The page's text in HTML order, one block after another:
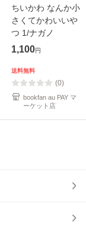
ちいかわ なんか小
さくてかわいいや
つ 1/ナガノ
1,100円
送料無料
(0)
bookfan au PAY マ
ーケット店